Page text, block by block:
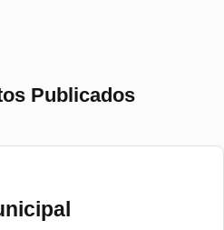
Publicados